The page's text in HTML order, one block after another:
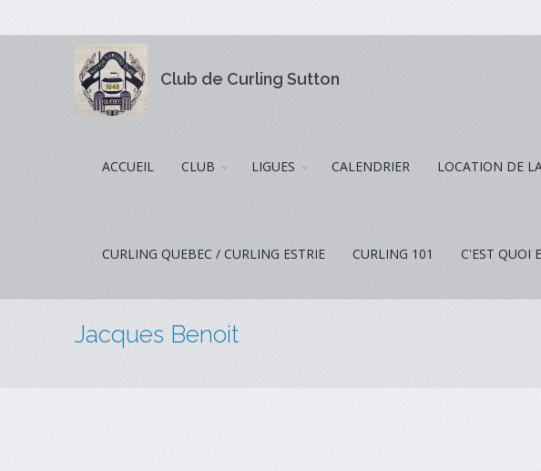
Club de Curling Sutton
ACCUEIL CLUB LIGUES CALENDRIER LOCATION DE
CURLING QUEBEC / CURLING ESTRIE CURLING 101 C'EST QUOI
Jacques Benoit